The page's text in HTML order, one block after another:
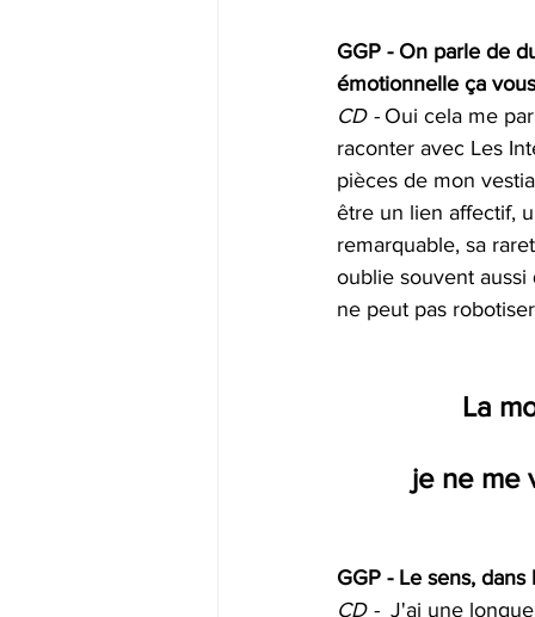
GGP - On parle de
émotionnelle ça
CD - Oui cela me
raconter avec Les
pièces de mon
être un lien affectif,
remarquable, sa
oublie souvent
ne peut pas
La
je ne me
GGP - Le sens,
CD - J'ai une